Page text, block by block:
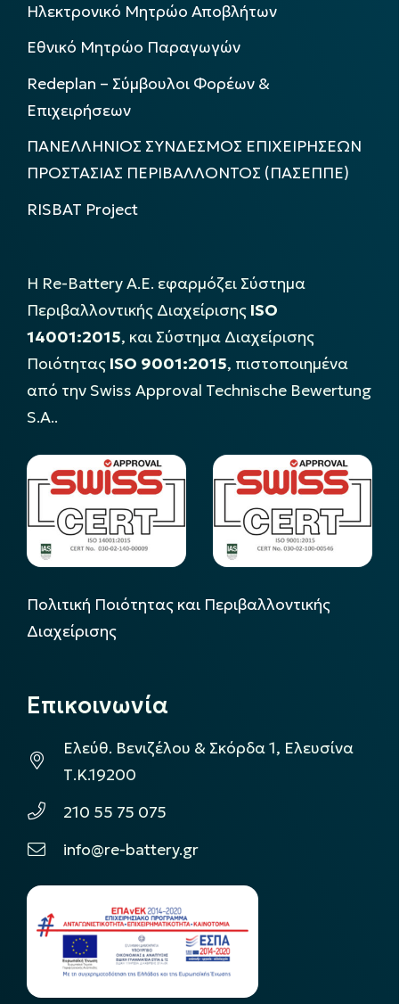
Ηλεκτρονικό Μητρώο Αποβλήτων
Εθνικό Μητρώο Παραγωγών
Redeplan – Σύμβουλοι Φορέων &
Επιχειρήσεων
ΠΑΝΕΛΛΗΝΙΟΣ ΣΥΝΔΕΣΜΟΣ ΕΠΙΧΕΙΡΗΣΕΩΝ
ΠΡΟΣΤΑΣΙΑΣ ΠΕΡΙΒΑΛΛΟΝΤΟΣ (ΠΑΣΕΠΠΕ)
RISBAT Project
Η Re-Battery Α.Ε. εφαρμόζει Σύστημα
Περιβαλλοντικής Διαχείρισης ISO
14001:2015, και Σύστημα Διαχείρισης
Ποιότητας ISO 9001:2015, πιστοποιημένα
από την Swiss Approval Technische Bewertung
S.A..
Πολιτική Ποιότητας και Περιβαλλοντικής
Διαχείρισης
Επικοινωνία
Ελεύθ. Βενιζέλου & Σκόρδα 1, Ελευσίνα
Τ.Κ.19200
210 55 75 075
info@re-battery.gr